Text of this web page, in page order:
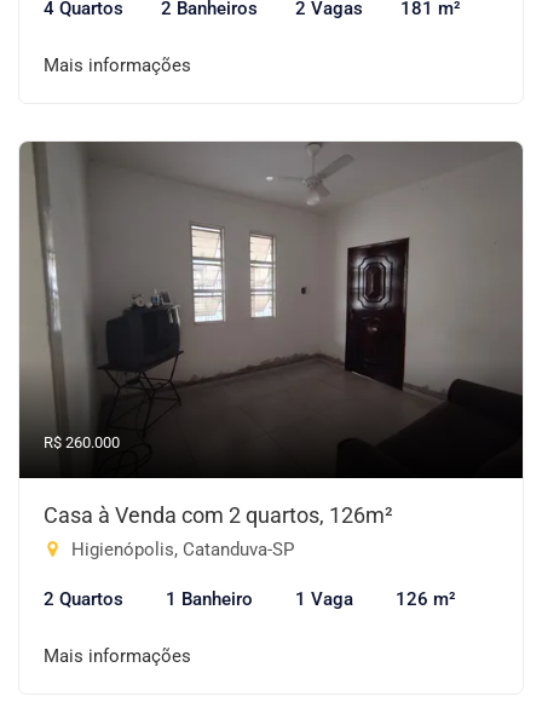
4 Quartos 2 Banheiros 2 Vagas 181 m²
Mais informações
R$ 260.000
Casa à Venda com 2 quartos, 126m²
Higienópolis, Catanduva-SP
2 Quartos 1 Banheiro 1 Vaga 126 m²
Mais informações